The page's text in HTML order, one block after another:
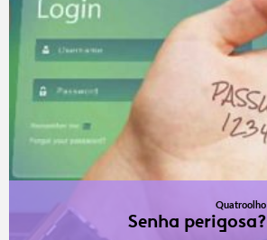
Quatroolho
Senha perigosa?